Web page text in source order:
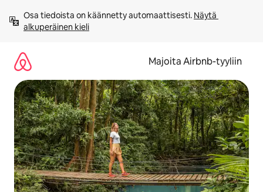
sisältö
väliin
Osa tiedoista on käännetty automaattisesti. Näytä
alkuperäinen kieli
Majoita Airbnb-tyyliin